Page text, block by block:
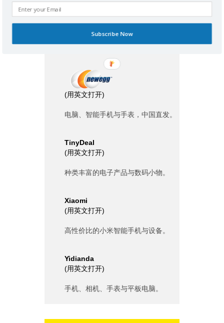
Kaspersky
网络安全产品与杀毒软件。
(用英文打开)
电脑、智能手机与手表，中国直发。
TinyDeal
(用英文打开)
种类丰富的电子产品与数码小物。
Xiaomi
(用英文打开)
高性价比的小米智能手机与设备。
Yidianda
(用英文打开)
手机、相机、手表与平板电脑。
Subscribe Now